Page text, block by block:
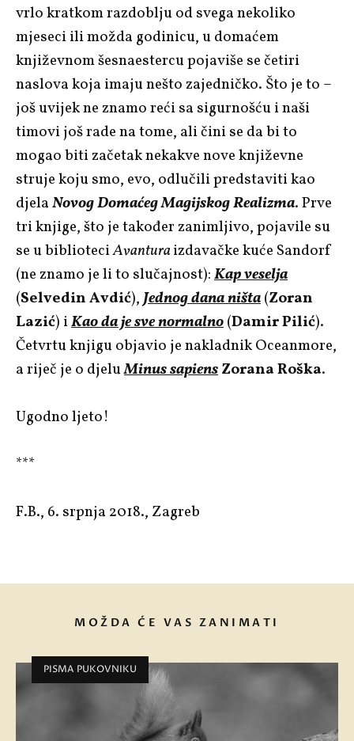
vrlo kratkom razdoblju od svega nekoliko
mjeseci ili možda godinicu, u domaćem
književnom šesnaestercu pojaviše se četiri
naslova koja imaju nešto zajedničko. Što je to –
još uvijek ne znamo reći sa sigurnošću i naši
timovi još rade na tome, ali čini se da bi to
mogao biti začetak nekakve nove književne
struje koju smo, evo, odlučili predstaviti kao
djelaNovog Domaćeg Magijskog Realizma. Prve
tri knjige, što je također zanimljivo, pojavile su
se u biblioteciAvanturaizdavačke kuće Sandorf
(ne znamo je li to slučajnost):Kap veselja
(Selvedin Avdić),Jednog dana ništa(Zoran
Lazić) iKao da je sve normalno(Damir Pilić).
Četvrtu knjigu objavio je nakladnik Oceanmore,
a riječ je o djeluMinus sapiensZorana Roška.
Ugodno ljeto!
***
F.B., 6. srpnja 2018., Zagreb
MOŽDA ĆE VAS ZANIMATI
PISMA PUKOVNIKU